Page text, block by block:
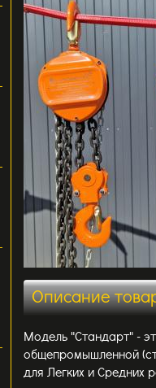
Описание
Модель "Стандарт" -
общепромышленной
для Легких и Средних